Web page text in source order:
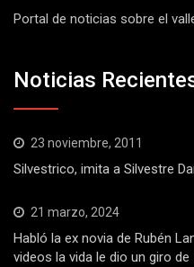
Portal de noticias sobre el
Noticias
23 noviembre, 2011
Silvestrico, imita a Silvestre
21 marzo, 2024
Habló la ex novia de Rubén
videos la vida le dio un giro de